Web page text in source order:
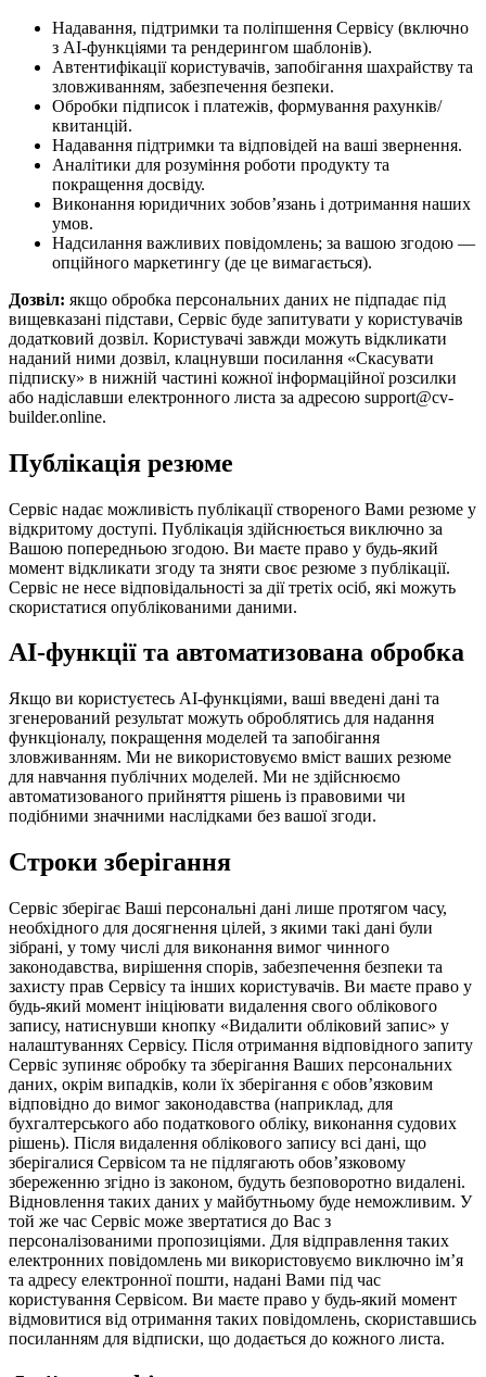
Надавання, підтримки та поліпшення Сервісу (включно
з AI-функціями та рендерингом шаблонів).
Автентифікації користувачів, запобігання шахрайству та
зловживанням, забезпечення безпеки.
Обробки підписок і платежів, формування рахунків/
квитанцій.
Надавання підтримки та відповідей на ваші звернення.
Аналітики для розуміння роботи продукту та
покращення досвіду.
Виконання юридичних зобов’язань і дотримання наших
умов.
Надсилання важливих повідомлень; за вашою згодою —
опційного маркетингу (де це вимагається).
Дозвіл: якщо обробка персональних даних не підпадає під
вищевказані підстави, Сервіс буде запитувати у користувачів
додатковий дозвіл. Користувачі завжди можуть відкликати
наданий ними дозвіл, клацнувши посилання «Скасувати
підписку» в нижній частині кожної інформаційної розсилки
або надіславши електронного листа за адресою support@cv-
builder.online.
Публікація резюме
Сервіс надає можливість публікації створеного Вами резюме у
відкритому доступі. Публікація здійснюється виключно за
Вашою попередньою згодою. Ви маєте право у будь-який
момент відкликати згоду та зняти своє резюме з публікації.
Сервіс не несе відповідальності за дії третіх осіб, які можуть
скористатися опублікованими даними.
AI-функції та автоматизована обробка
Якщо ви користуєтесь AI-функціями, ваші введені дані та
згенерований результат можуть оброблятись для надання
функціоналу, покращення моделей та запобігання
зловживанням. Ми не використовуємо вміст ваших резюме
для навчання публічних моделей. Ми не здійснюємо
автоматизованого прийняття рішень із правовими чи
подібними значними наслідками без вашої згоди.
Строки зберігання
Сервіс зберігає Ваші персональні дані лише протягом часу,
необхідного для досягнення цілей, з якими такі дані були
зібрані, у тому числі для виконання вимог чинного
законодавства, вирішення спорів, забезпечення безпеки та
захисту прав Сервісу та інших користувачів. Ви маєте право у
будь-який момент ініціювати видалення свого облікового
запису, натиснувши кнопку «Видалити обліковий запис» у
налаштуваннях Сервісу. Після отримання відповідного запиту
Сервіс зупиняє обробку та зберігання Ваших персональних
даних, окрім випадків, коли їх зберігання є обов’язковим
відповідно до вимог законодавства (наприклад, для
бухгалтерського або податкового обліку, виконання судових
рішень). Після видалення облікового запису всі дані, що
зберігалися Сервісом та не підлягають обов’язковому
збереженню згідно із законом, будуть безповоротно видалені.
Відновлення таких даних у майбутньому буде неможливим. У
той же час Сервіс може звертатися до Вас з
персоналізованими пропозиціями. Для відправлення таких
електронних повідомлень ми використовуємо виключно ім’я
та адресу електронної пошти, надані Вами під час
користування Сервісом. Ви маєте право у будь-який момент
відмовитися від отримання таких повідомлень, скориставшись
посиланням для відписки, що додається до кожного листа.